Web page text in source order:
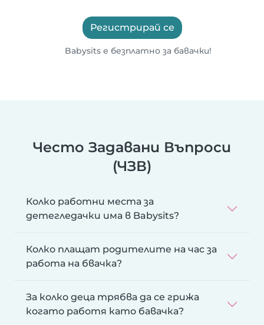
Регистрирай се
Babysits е безплатно за бавачки!
Често Задавани Въпроси
(ЧЗВ)
Колко работни места за
детегледачки има в Babysits?
Колко плащат родителите на час за
работа на бвачка?
За колко деца трябва да се грижа
когато работя като бавачка?